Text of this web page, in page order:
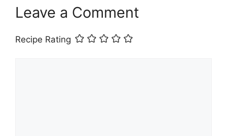
Leave a Comment
Recipe Rating